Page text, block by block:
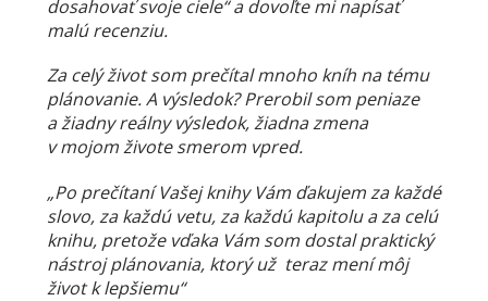
dosahovať svoje ciele“ a dovoľte mi napísať
malú recenziu.
Za celý život som prečítal mnoho kníh na tému
plánovanie. A výsledok? Prerobil som peniaze
a žiadny reálny výsledok, žiadna zmena
v mojom živote smerom vpred.
„Po prečítaní Vašej knihy Vám ďakujem za každé
slovo, za každú vetu, za každú kapitolu a za celú
knihu, pretože vďaka Vám som dostal praktický
nástroj plánovania, ktorý už teraz mení môj
život k lepšiemu“